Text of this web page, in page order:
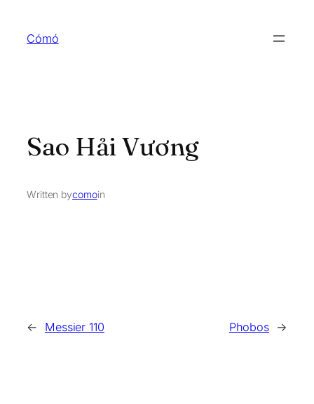
content
Cómó
Sao Hải Vương
Written bycomoin
← Messier 110 Phobos →